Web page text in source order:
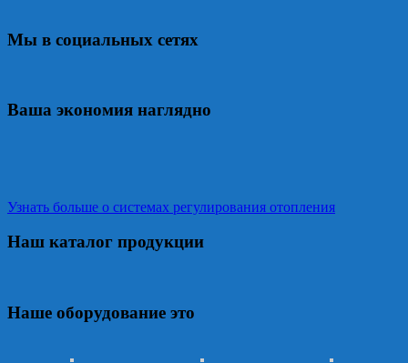
Мы в социальных сетях
Ваша экономия наглядно
Узнать больше о системах регулирования отопления
Наш каталог продукции
Наше оборудование это